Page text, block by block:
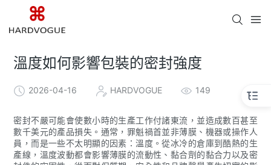
溫度如何影響包裝的密封強度
2026-04-16 HARDVOGUE 149
密封不嚴可能會使數小時的生產工作付諸東流，並造成數百甚至
數千美元的產品損失。通常，罪魁禍首並非薄膜、機器或操作人
員，而是一些不太明顯的因素：溫度。從冰冷的倉庫到酷熱的生
產線，溫度波動都會影響薄膜的流動性、黏合劑的黏合力以及密